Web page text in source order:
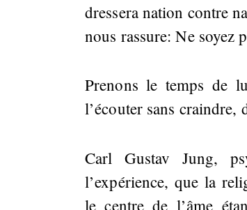
dressera nation contre
nous rassure: Ne soyez
Prenons le temps de
l’écouter sans craindre,
Carl Gustav Jung,
l’expérience, que la
le centre de l’âme